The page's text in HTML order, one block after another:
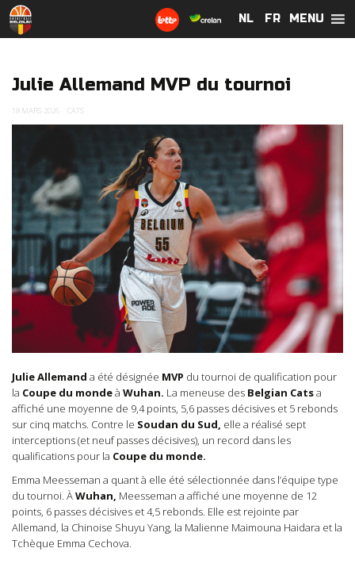
MENU
NL FR
Julie Allemand MVP du tournoi
18 MARS 2026 CATS
Julie Allemand a été désignée MVP du tournoi de qualification pour
la Coupe du mondeà Wuhan. La meneuse des Belgian Catsa
affiché une moyenne de 9,4 points, 5,6 passes décisives et 5 rebonds
sur cinq matchs. Contre le Soudan du Sud, elle a réalisé sept
interceptions (et neuf passes décisives), un record dans les
qualifications pour la Coupe du monde.
Emma Meesseman a quant à elle été sélectionnée dans l’équipe type
du tournoi. ÀWuhan, Meesseman a affiché une moyenne de 12
points, 6 passes décisives et 4,5 rebonds. Elle est rejointe par
Allemand, la Chinoise Shuyu Yang, la Malienne Maimouna Haidara et la
Tchèque Emma Cechova.
NL FR